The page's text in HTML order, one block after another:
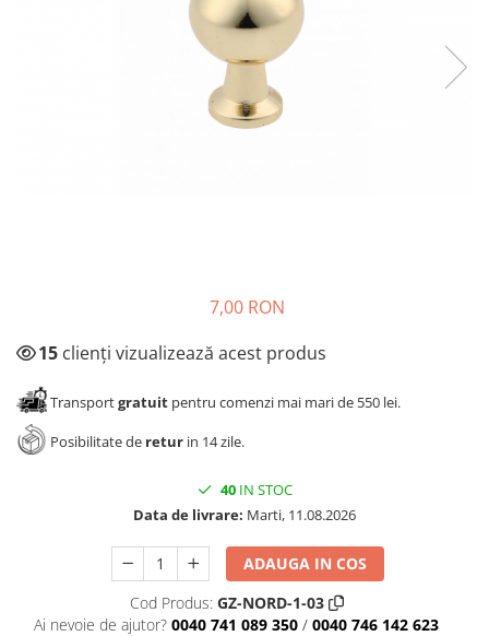
Solutii de curatat & adezivi
7,00 RON
15 clienți vizualizează acest produs
Transportgratuit pentru comenzi mai mari de 550 lei.
Posibilitate de retur in 14 zile.
40IN STOC
Data de livrare: Marti, 11.08.2026
ADAUGA IN COS
Cod Produs: GZ-NORD-1-03
Ai nevoie de ajutor? 0040 741 089 350 / 0040 746 142 623